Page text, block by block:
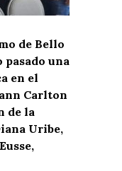
de Bello
pasado una
en el
Carlton
de la
Uribe,